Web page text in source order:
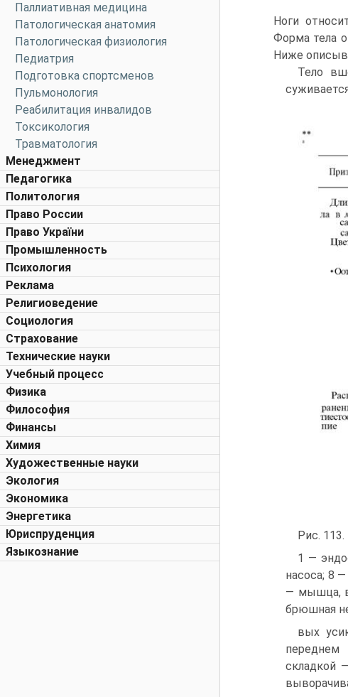
Паллиативная медицина
Патологическая анатомия
Патологическая физиология
Педиатрия
Подготовка спортсменов
Пульмонология
Реабилитация инвалидов
Токсикология
Травматология
Менеджмент
Педагогика
Политология
Право России
Право України
Промышленность
Психология
Реклама
Религиоведение
Социология
Страхование
Технические науки
Учебный процесс
Физика
Философия
Финансы
Химия
Художественные науки
Экология
Экономика
Энергетика
Юриспруденция
Языкознание
Ноги
Форма тела
Ниже
Тело
Рис.
1 —
насоса; 8
— мышца,
брюшная
вых
переднем
складкой